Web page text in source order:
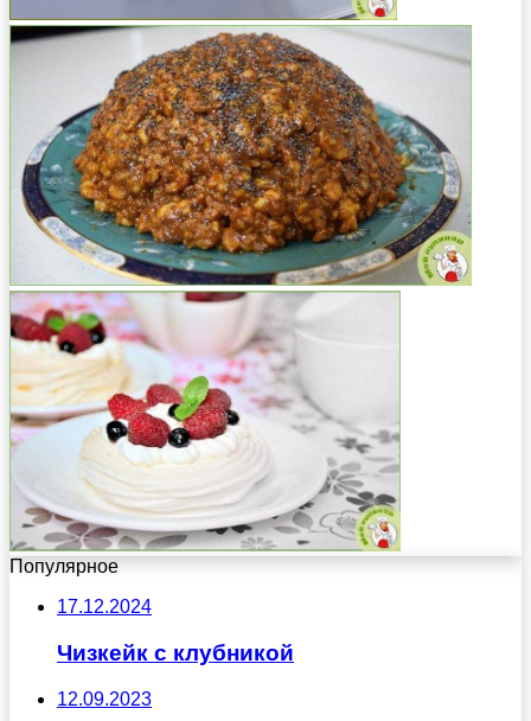
Популярное
17.12.2024
Чизкейк с клубникой
12.09.2023